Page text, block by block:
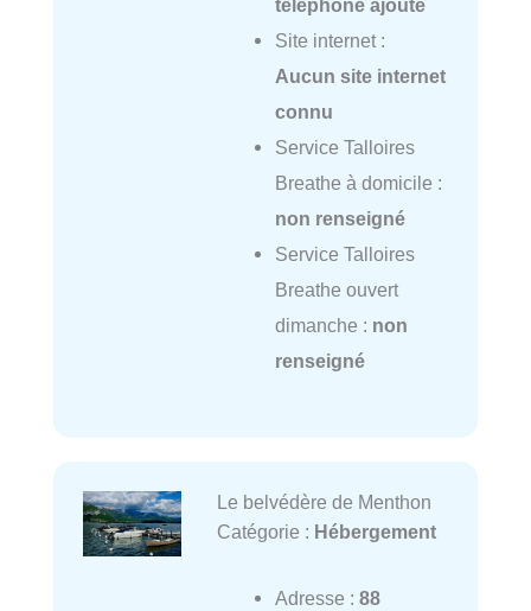
téléphone ajouté
Site internet :
Aucun site internet
connu
Service Talloires
Breathe à domicile :
non renseigné
Service Talloires
Breathe ouvert
dimanche : non
renseigné
Le belvédère de Menthon
Catégorie : Hébergement
Adresse : 88